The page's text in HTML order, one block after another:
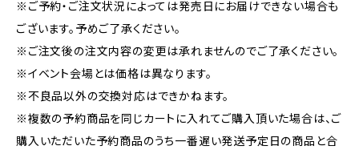
※ご予約・ご注文状況によっては発売日にお届けできない場合も
ございます。予めご了承ください。
※ご注文後の注文内容の変更は承れませんのでご了承ください。
※イベント会場とは価格は異なります。
※不良品以外の交換対応はできかねます。
※複数の予約商品を同じカートに入れてご購入頂いた場合は、ご
購入いただいた予約商品のうち一番遅い発送予定日の商品と合